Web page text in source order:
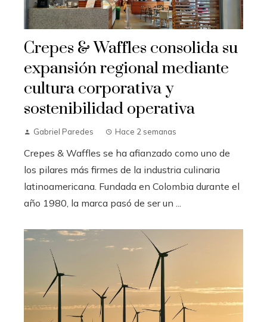
Crepes & Waffles consolida su
expansión regional mediante
cultura corporativa y
sostenibilidad operativa
Gabriel Paredes Hace 2 semanas
Crepes & Waffles se ha afianzado como uno de
los pilares más firmes de la industria culinaria
latinoamericana. Fundada en Colombia durante el
año 1980, la marca pasó de ser un ...